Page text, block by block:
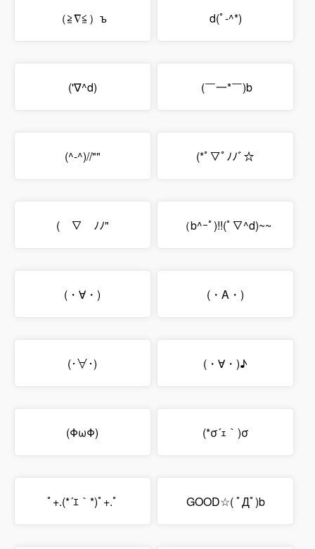
（≧∇≦）ъ d(ﾟ-^*)
('∇^d) (￣一*￣)b
(^-^)//"" (*ﾟ▽ﾟﾉﾉﾞ☆
(￣∇￣ﾉﾉ" （b^ｰﾟ)!!(ﾟ∇^d)~~
(・∀・) (・A・)
(･∀･) (・∀・)♪
(ΦωΦ) (*σ´ｪ｀)σ
ﾟ+.(*´ｴ｀*)ﾟ+.ﾟ GOOD☆( ﾟДﾟ)b